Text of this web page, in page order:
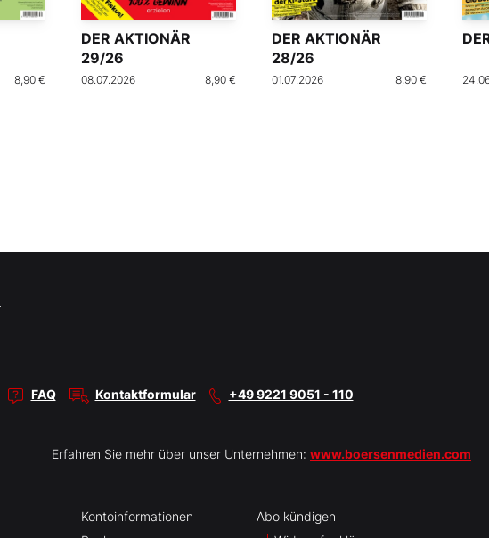
8,90 €
DER AKTIONÄR
29/26
08.07.2026 8,90 €
DER AKTIONÄR
28/26
01.07.2026 8,90 €
FAQ Kontaktformular +49 9221 9051 - 110
Erfahren Sie mehr über unser Unternehmen: www.boersenmedien.com
Kontoinformationen
Abo kündigen